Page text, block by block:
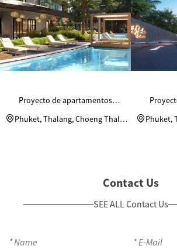
Proyecto de apartamentos
residenciales Andaman Riviera
Phuket, Thalang, Choeng Thale,
Phuket,
Contact Us
SEE ALL Contact Us